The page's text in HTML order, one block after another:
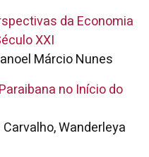
da Economia
XXI
Márcio Nunes
no Início do
Wanderleya